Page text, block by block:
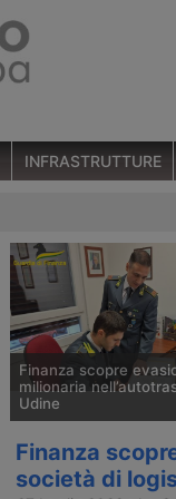
INFRASTRUTTURE
Finanza scopre
milionaria
Udine
Una complessa
contro l’evasione
nell’autotrasporto
Finanza
società di